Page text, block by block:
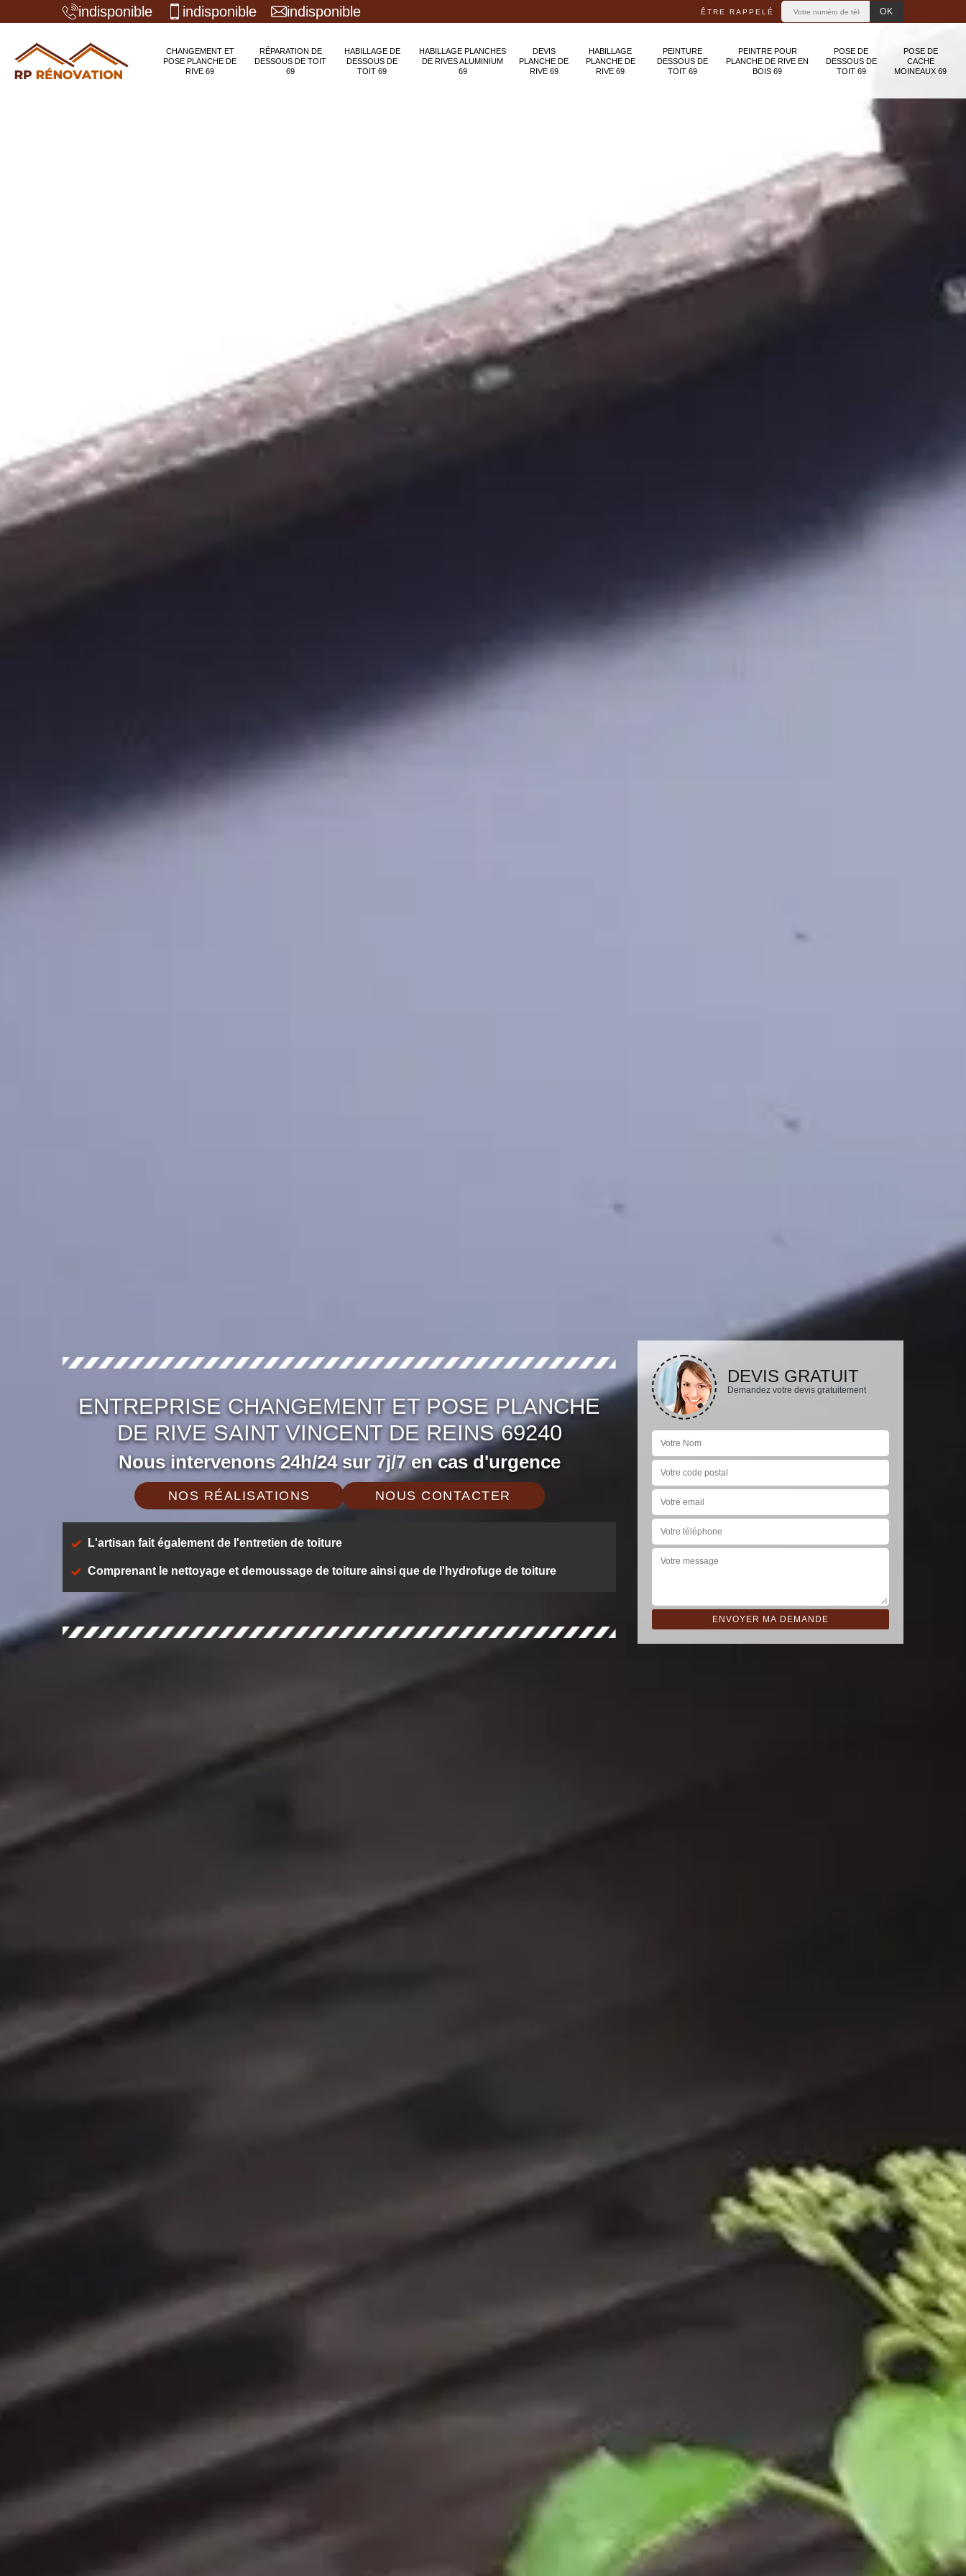
indisponible indisponible indisponible ÊTRE RAPPELÉ
CHANGEMENT ET
POSE PLANCHE DE
RIVE 69
RÉPARATION DE
DESSOUS DE TOIT
69
HABILLAGE DE
DESSOUS DE
TOIT 69
HABILLAGE PLANCHES
DE RIVES ALUMINIUM
69
DEVIS
PLANCHE DE
RIVE 69
HABILLAGE
PLANCHE DE
RIVE 69
PEINTURE
DESSOUS DE
TOIT 69
PEINTRE POUR
PLANCHE DE RIVE EN
BOIS 69
POSE DE
DESSOUS DE
TOIT 69
POSE DE
CACHE
MOINEAUX 69
ENTREPRISE CHANGEMENT ET POSE PLANCHE
DE RIVE SAINT VINCENT DE REINS 69240
Nous intervenons 24h/24 sur 7j/7 en cas d'urgence
NOS RÉALISATIONS NOUS CONTACTER
L'artisan fait également de l'entretien de toiture
Comprenant le nettoyage et demoussage de toiture ainsi que de l'hydrofuge de toiture
DEVIS GRATUIT
Demandez votre devis gratuitement